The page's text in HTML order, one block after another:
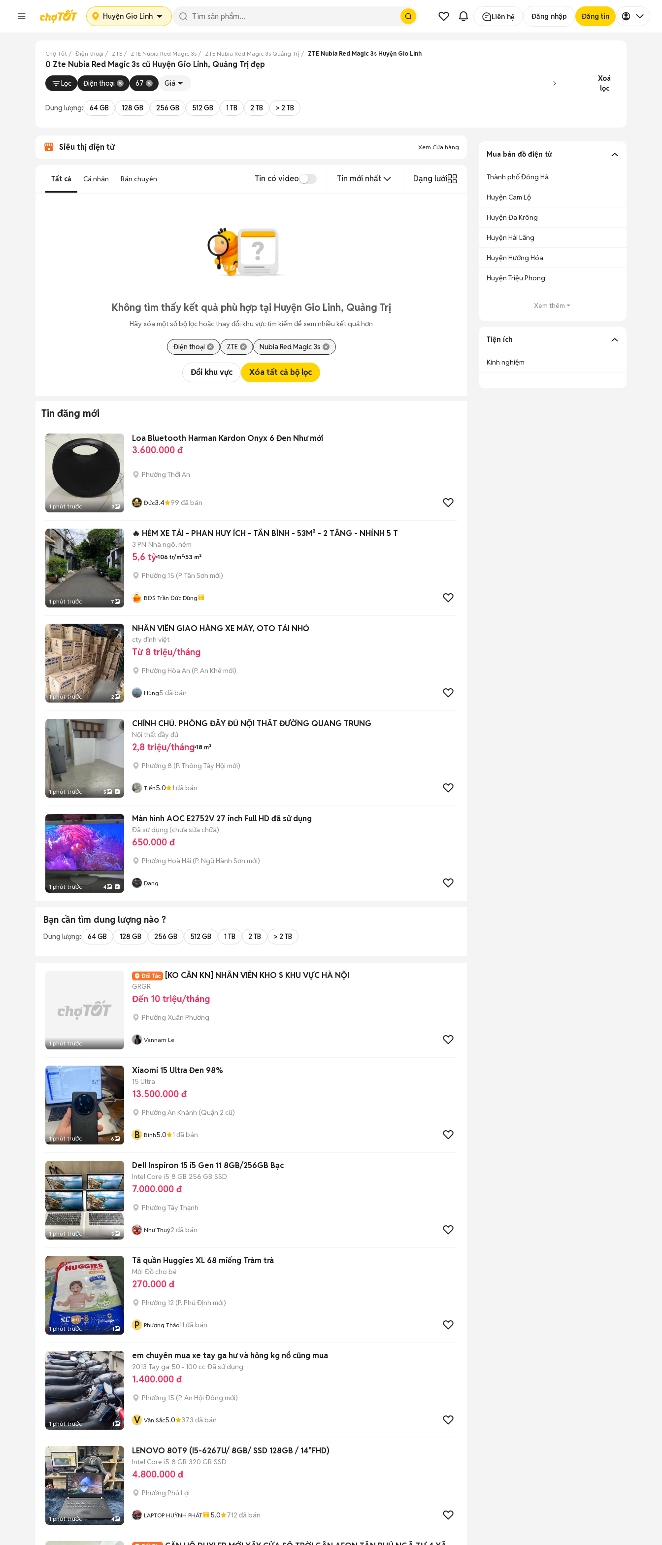
Huyện Gio Linh Liên hệ Đăng nhập Đăng tin
Chợ Tốt Điện thoại ZTE ZTE Nubia Red Magic 3s ZTE Nubia Red Magic 3s Quảng Trị ZTE Nubia Red Magic 3s Huyện Gio Linh
0 Zte Nubia Red Magic 3s cũ Huyện Gio Linh, Quảng Trị đẹp
Lọc Điện thoại 67 Giá
Xoá
lọc
Dung lượng: 64 GB 128 GB 256 GB 512 GB 1 TB 2 TB > 2 TB
Siêu thị điện tử Xem Cửa hàng
Tất cả Cá nhân Bán chuyên Tin có video Tin mới nhất Dạng lưới
Không tìm thấy kết quả phù hợp tại Huyện Gio Linh, Quảng Trị
Hãy xóa một số bộ lọc hoặc thay đổi khu vực tìm kiếm để xem nhiều kết quả hơn
Điện thoại ZTE Nubia Red Magic 3s
Đổi khu vực Xóa tất cả bộ lọc
Tin đăng mới
1 phút trước 3
Loa Bluetooth Harman Kardon Onyx 6 Đen Như mới
3.600.000 đ
Phường Thới An
Đức3.4 99 đã bán
1 phút trước 7
🔥 HẺM XE TẢI - PHAN HUY ÍCH - TÂN BÌNH - 53M² - 2 TẦNG - NHỈNH 5 T
3 PN Nhà ngõ, hẻm
5,6 tỷ 106 tr/m² 53 m²
Phường 15 (P. Tân Sơn mới)
BĐS Trần Đức Dũng
1 phút trước 2
NHÂN VIÊN GIAO HÀNG XE MÁY, OTO TẢI NHỎ
cty đỉnh việt
Từ 8 triệu/tháng
Phường Hòa An (P. An Khê mới)
Hùng5 đã bán
1 phút trước 5
CHÍNH CHỦ. PHÒNG ĐẦY ĐỦ NỘI THẤT ĐƯỜNG QUANG TRUNG
Nội thất đầy đủ
2,8 triệu/tháng 18 m²
Phường 8 (P. Thông Tây Hội mới)
Tiến5.0 1 đã bán
1 phút trước 4
Màn hình AOC E2752V 27 inch Full HD đã sử dụng
Đã sử dụng (chưa sửa chữa)
650.000 đ
Phường Hoà Hải (P. Ngũ Hành Sơn mới)
Dang
Bạn cần tìm dung lượng nào ?
Dung lượng: 64 GB 128 GB 256 GB 512 GB 1 TB 2 TB > 2 TB
1 phút trước
[KO CẦN KN] NHÂN VIÊN KHO S KHU VỰC HÀ NỘI
GRGR
Đến 10 triệu/tháng
Phường Xuân Phương
Vannam Le
1 phút trước 6
Xiaomi 15 Ultra Đen 98%
15 Ultra
13.500.000 đ
Phường An Khánh (Quận 2 cũ)
B Binh5.0 1 đã bán
1 phút trước 5
Dell Inspiron 15 i5 Gen 11 8GB/256GB Bạc
Intel Core i5 8 GB 256 GB SSD
7.000.000 đ
Phường Tây Thạnh
Như Thuỷ2 đã bán
1 phút trước 1
Tã quần Huggies XL 68 miếng Tràm trà
Mới Đồ cho bé
270.000 đ
Phường 12 (P. Phú Định mới)
P Phương Thảo11 đã bán
1 phút trước 1
em chuyên mua xe tay ga hư và hỏng kg nổ cũng mua
2013 Tay ga 50 - 100 cc Đã sử dụng
1.400.000 đ
Phường 15 (P. An Hội Đông mới)
V Văn Sắc5.0 373 đã bán
1 phút trước 4
LENOVO 80T9 (I5-6267U/ 8GB/ SSD 128GB / 14"FHD)
Intel Core i5 8 GB 320 GB SSD
4.800.000 đ
Phường Phú Lợi
LAPTOP HUỲNH PHÁT 5.0 712 đã bán
Mua bán đồ điện tử
Thành phố Đông Hà
Huyện Cam Lộ
Huyện Đa Krông
Huyện Hải Lăng
Huyện Hướng Hóa
Huyện Triệu Phong
Xem thêm
Tiện ích
Kinh nghiệm